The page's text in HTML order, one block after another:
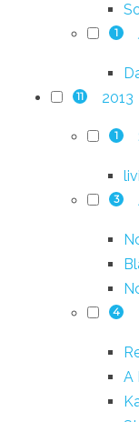
1
11 2013
1
3
4
A